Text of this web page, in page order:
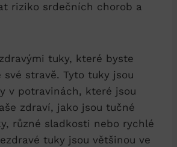
riziko srdečních chorob a
tuky, které byste
stravě. Tyto tuky jsou
v potravinách, které jsou
zdraví, jako jsou tučné
různé sladkosti nebo rychlé
tuky jsou většinou ve